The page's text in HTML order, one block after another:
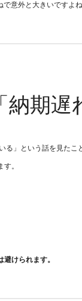
で意外と大きいですよ
納期遅
る」という話を見たこ
。
けられます。